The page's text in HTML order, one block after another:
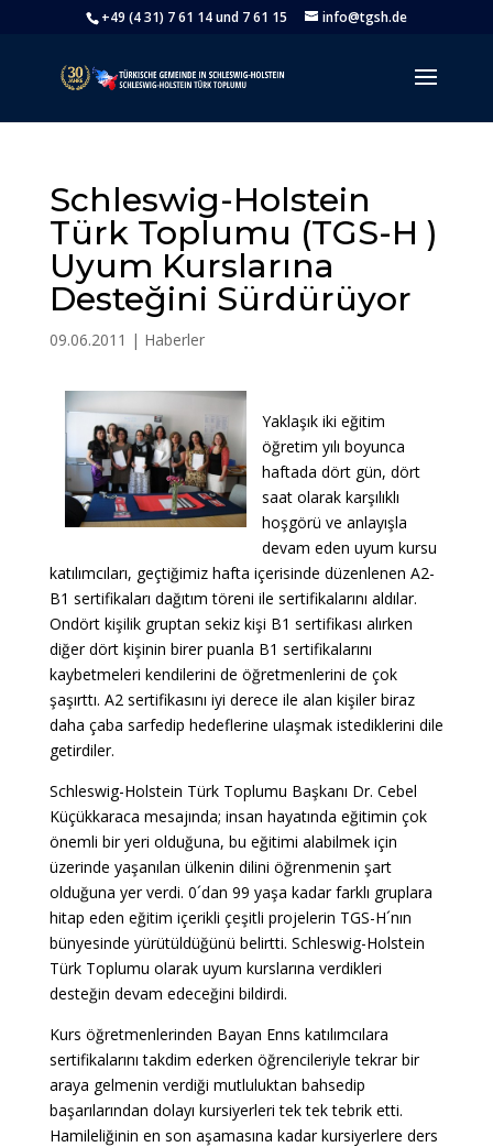
+49 (4 31) 7 61 14 und 7 61 15 info@tgsh.de
Schleswig-Holstein
Türk Toplumu (TGS-H )
Uyum Kurslarına
Desteğini Sürdürüyor
09.06.2011 | Haberler
Yaklaşık iki eğitim
öğretim yılı boyunca
haftada dört gün, dört
saat olarak karşılıklı
hoşgörü ve anlayışla
devam eden uyum kursu
katılımcıları, geçtiğimiz hafta içerisinde düzenlenen A2-
B1 sertifikaları dağıtım töreni ile sertifikalarını aldılar.
Ondört kişilik gruptan sekiz kişi B1 sertifikası alırken
diğer dört kişinin birer puanla B1 sertifikalarını
kaybetmeleri kendilerini de öğretmenlerini de çok
şaşırttı. A2 sertifikasını iyi derece ile alan kişiler biraz
daha çaba sarfedip hedeflerine ulaşmak istediklerini dile
getirdiler.
Schleswig-Holstein Türk Toplumu Başkanı Dr. Cebel
Küçükkaraca mesajında; insan hayatında eğitimin çok
önemli bir yeri olduğuna, bu eğitimi alabilmek için
üzerinde yaşanılan ülkenin dilini öğrenmenin şart
olduğuna yer verdi. 0´dan 99 yaşa kadar farklı gruplara
hitap eden eğitim içerikli çeşitli projelerin TGS-H´nın
bünyesinde yürütüldüğünü belirtti. Schleswig-Holstein
Türk Toplumu olarak uyum kurslarına verdikleri
desteğin devam edeceğini bildirdi.
Kurs öğretmenlerinden Bayan Enns katılımcılara
sertifikalarını takdim ederken öğrencileriyle tekrar bir
araya gelmenin verdiği mutluluktan bahsedip
başarılarından dolayı kursiyerleri tek tek tebrik etti.
Hamileliğinin en son aşamasına kadar kursiyerlere ders